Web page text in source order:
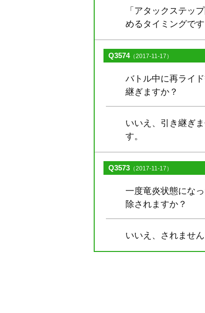
「アタックステッ
めるタイミングです
Q3574（2017-11-17）
バトル中に再ライ
継ぎますか？
いいえ、引き継ぎ
す。
Q3573 （2017-11-17）
一度竜炎状態にな
除されますか？
いいえ、されませ